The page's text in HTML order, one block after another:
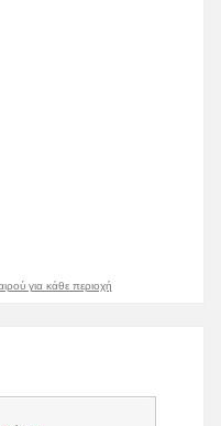
για κάθε περιοχή